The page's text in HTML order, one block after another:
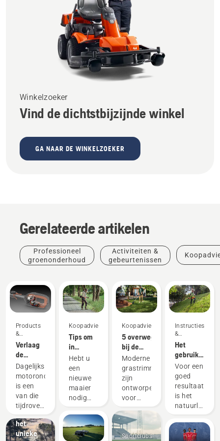
Winkelzoeker
Vind de dichtstbijzijnde winkel
GA NAAR DE WINKELZOEKER
Gerelateerde artikelen
Professioneel
groenonderhoud
Activiteiten &
gebeurtenissen
Products
&
Innovations
Verlaag
de
onderhoudstijd
van uw
machinepark
met
accumachines
Dagelijks
motoronderhoud
is een
van die
tijdrovende
die uw
werk
het
unieke
Koopadvies
Tips om
in
gedachten
te
houden
bij de
aankoop
bosmaaier
Hebt u
een
nieuwe
maaier
nodig
groot
oppervlak,
hoog
Koopadvies
5 overwegingen
bij de
aankoop
van een
grastrimmer
Moderne
grastrimmers
zijn
ontworpen
voor
werkomstandigheden
en
gebruikers.
Sportclubs
Instructies's
&
handleidingen
Het
gebruik
van een
grasmes
op uw
Voor een
goed
resultaat
is het
natuurlijk
essentieel
belang